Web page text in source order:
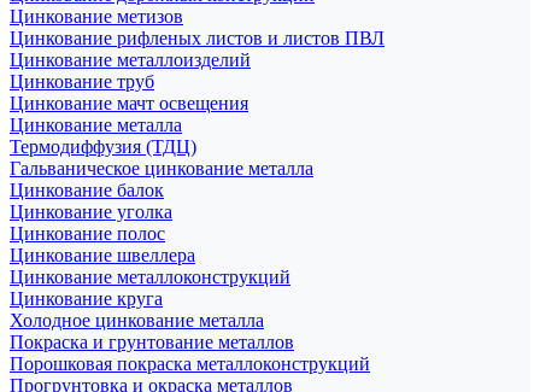
Цинкование метизов
Цинкование рифленых листов и листов ПВЛ
Цинкование металлоизделий
Цинкование труб
Цинкование мачт освещения
Цинкование металла
Термодиффузия (ТДЦ)
Гальваническое цинкование металла
Цинкование балок
Цинкование уголка
Цинкование полос
Цинкование швеллера
Цинкование металлоконструкций
Цинкование круга
Холодное цинкование металла
Покраска и грунтование металлов
Порошковая покраска металлоконструкций
Прогрунтовка и окраска металлов